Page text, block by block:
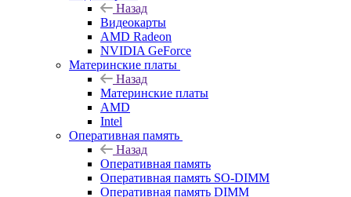
Назад
Видеокарты
AMD Radeon
NVIDIA GeForce
Материнские платы
Назад
Материнские платы
AMD
Intel
Оперативная память
Назад
Оперативная память
Оперативная память SO-DIMM
Оперативная память DIMM